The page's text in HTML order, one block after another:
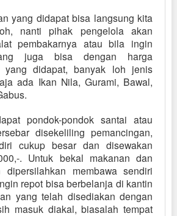
yang didapat bisa langsung kita
nanti pihak pengelola akan
pembakarnya atau bila ingin
juga bisa dengan harga
yang didapat, banyak loh jenis
ada Ikan Nila, Gurami, Bawal,
pondok-pondok santai atau
disekeliling pemancingan,
cukup besar dan disewakan
. Untuk bekal makanan dan
dipersilahkan membawa sendiri
repot bisa berbelanja di kantin
yang telah disediakan dengan
masuk diakal, biasalah tempat